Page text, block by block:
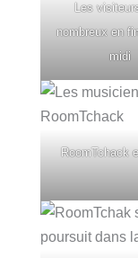
Les
nombreux en
midi
RoomTchack